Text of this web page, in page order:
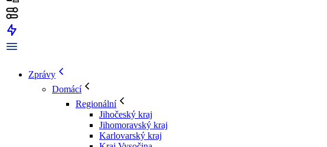
Zprávy
Domácí
Regionální
Jihočeský kraj
Jihomoravský kraj
Karlovarský kraj